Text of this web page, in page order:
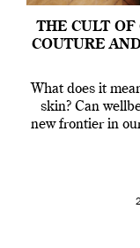
THE CULT OF
COUTURE
What does it
skin? Can
new frontier in